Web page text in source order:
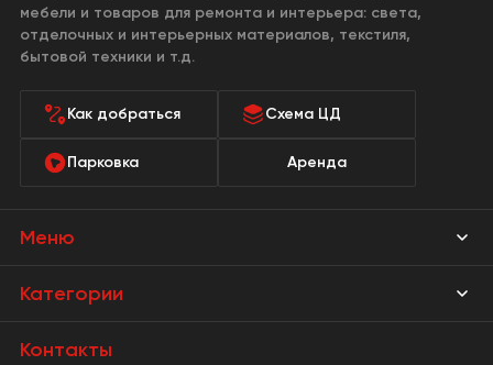
мебели и товаров для ремонта и интерьера: света,
отделочных и интерьерных материалов, текстиля,
бытовой техники и т.д.
Меню
Магазины
Категории
Мебель Park
Контакты
Как добраться Схема ЦД
Парковка Аренда